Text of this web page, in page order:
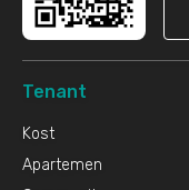
Tenant
Kost
Apartemen